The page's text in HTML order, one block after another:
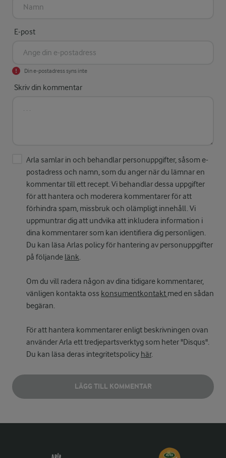
E-post
Din e-postadress syns inte
Skriv din kommentar
Arla samlar in och behandlar personuppgifter, såsom e-
postadress och namn, som du anger när du lämnar en
kommentar till ett recept. Vi behandlar dessa uppgifter
för att hantera och moderera kommentarer för att
förhindra spam, missbruk och olämpligt innehåll. Vi
uppmuntrar dig att undvika att inkludera information i
dina kommentarer som kan identifiera dig personligen.
Du kan läsa Arlas policy för hantering av personuppgifter
på följande länk.
Om du vill radera någon av dina tidigare kommentarer,
vänligen kontakta oss konsumentkontakt med en sådan
begäran.
För att hantera kommentarer enligt beskrivningen ovan
använder Arla ett tredjepartsverktyg som heter "Disqus".
Du kan läsa deras integritetspolicy här.
LÄGG TILL KOMMENTAR